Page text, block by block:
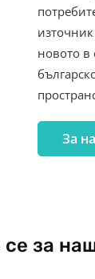
новото в
За
за